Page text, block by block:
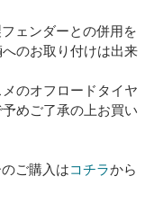
ェンダーとの併用を
のお取り付けは出来
のオフロードタイヤ
めご了承の上お買い
ご購入はコチラから